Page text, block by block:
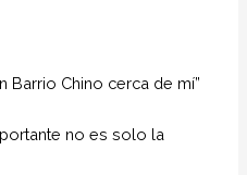
Barrio Chino cerca de mí”
no es solo la